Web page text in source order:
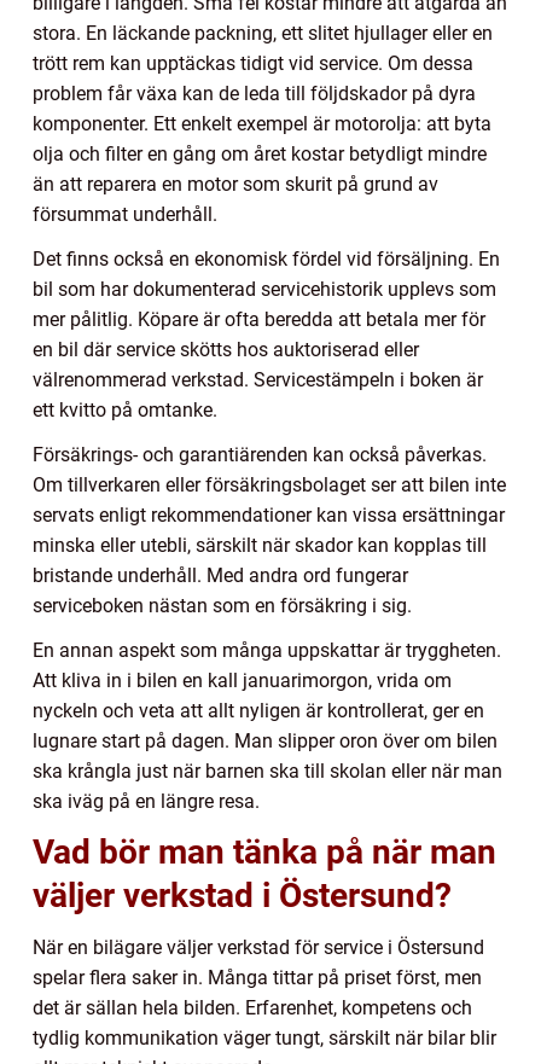
stora. En läckande packning, ett slitet hjullager eller en
trött rem kan upptäckas tidigt vid service. Om dessa
problem får växa kan de leda till följdskador på dyra
komponenter. Ett enkelt exempel är motorolja: att byta
olja och filter en gång om året kostar betydligt mindre
än att reparera en motor som skurit på grund av
försummat underhåll.
Det finns också en ekonomisk fördel vid försäljning. En
bil som har dokumenterad servicehistorik upplevs som
mer pålitlig. Köpare är ofta beredda att betala mer för
en bil där service skötts hos auktoriserad eller
välrenommerad verkstad. Servicestämpeln i boken är
ett kvitto på omtanke.
Försäkrings- och garantiärenden kan också påverkas.
Om tillverkaren eller försäkringsbolaget ser att bilen inte
servats enligt rekommendationer kan vissa ersättningar
minska eller utebli, särskilt när skador kan kopplas till
bristande underhåll. Med andra ord fungerar
serviceboken nästan som en försäkring i sig.
En annan aspekt som många uppskattar är tryggheten.
Att kliva in i bilen en kall januarimorgon, vrida om
nyckeln och veta att allt nyligen är kontrollerat, ger en
lugnare start på dagen. Man slipper oron över om bilen
ska krångla just när barnen ska till skolan eller när man
ska iväg på en längre resa.
Vad bör man tänka på när man
väljer verkstad i Östersund?
När en bilägare väljer verkstad för service i Östersund
spelar flera saker in. Många tittar på priset först, men
det är sällan hela bilden. Erfarenhet, kompetens och
tydlig kommunikation väger tungt, särskilt när bilar blir